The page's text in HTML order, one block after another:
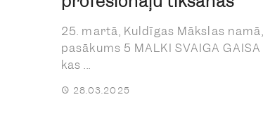
25. martā, Kuldīgas Mākslas
pasākums 5 MALKI SVAIGA GAISA
kas ...
28.03.2025